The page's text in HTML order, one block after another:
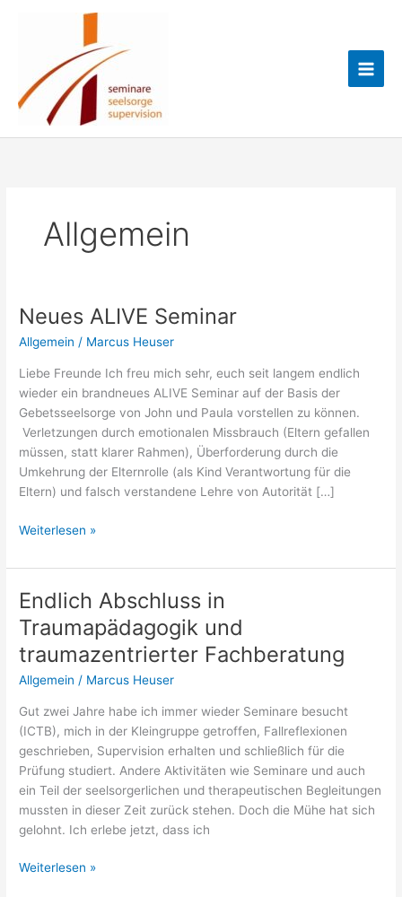
Allgemein
Neues ALIVE Seminar
Allgemein / Marcus Heuser
Liebe Freunde Ich freu mich sehr, euch seit langem endlich
wieder ein brandneues ALIVE Seminar auf der Basis der
Gebetsseelsorge von John und Paula vorstellen zu können.
Verletzungen durch emotionalen Missbrauch (Eltern gefallen
müssen, statt klarer Rahmen), Überforderung durch die
Umkehrung der Elternrolle (als Kind Verantwortung für die
Eltern) und falsch verstandene Lehre von Autorität […]
Neues
Seminar
Weiterlesen »
Endlich Abschluss in
Traumapädagogik und
traumazentrierter Fachberatung
Allgemein / Marcus Heuser
Gut zwei Jahre habe ich immer wieder Seminare besucht
(ICTB), mich in der Kleingruppe getroffen, Fallreflexionen
geschrieben, Supervision erhalten und schließlich für die
Prüfung studiert. Andere Aktivitäten wie Seminare und auch
ein Teil der seelsorgerlichen und therapeutischen Begleitungen
mussten in dieser Zeit zurück stehen. Doch die Mühe hat sich
gelohnt. Ich erlebe jetzt, dass ich
Endlich
Weiterlesen »